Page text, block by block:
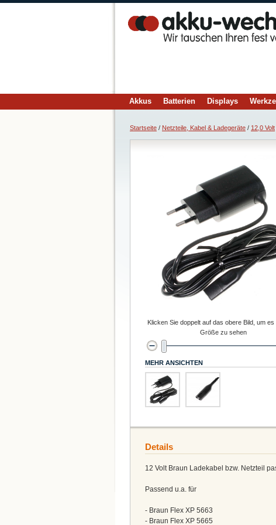
Akkus Batterien Displays
Startseite / Netzteile, Kabel & Ladegeräte / 12,0 Volt
Klicken Sie doppelt auf das obere Bild, um es
Größe zu sehen
MEHR ANSICHTEN
Details
12 Volt Braun Ladekabel bzw. Netzteil
Passend u.a. für
- Braun Flex XP 5663
- Braun Flex XP 5665